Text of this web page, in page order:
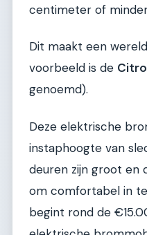
centimeter of
Dit maakt een
voorbeeld is de
genoemd).
Deze elektrische
instaphoogte van
deuren zijn groot en
om comfortabel in
begint rond de